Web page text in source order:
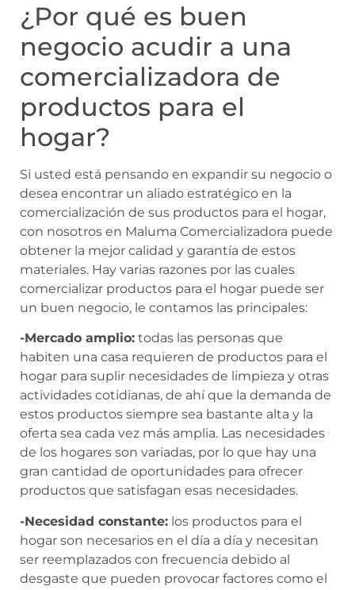
¿Por qué es buen
negocio acudir a una
comercializadora de
productos para el
hogar?
Si usted está pensando en expandir su negocio o
desea encontrar un aliado estratégico en la
comercialización de sus productos para el hogar,
con nosotros en Maluma Comercializadora puede
obtener la mejor calidad y garantía de estos
materiales. Hay varias razones por las cuales
comercializar productos para el hogar puede ser
un buen negocio, le contamos las principales:
-Mercado amplio: todas las personas que
habiten una casa requieren de productos para el
hogar para suplir necesidades de limpieza y otras
actividades cotidianas, de ahí que la demanda de
estos productos siempre sea bastante alta y la
oferta sea cada vez más amplia. Las necesidades
de los hogares son variadas, por lo que hay una
gran cantidad de oportunidades para ofrecer
productos que satisfagan esas necesidades.
-Necesidad constante: los productos para el
hogar son necesarios en el día a día y necesitan
ser reemplazados con frecuencia debido al
desgaste que pueden provocar factores como el